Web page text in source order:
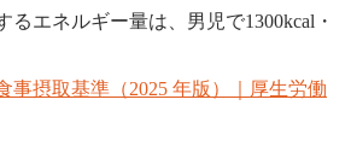
るエネルギー量は、男児で1300kcal・
事摂取基準（2025 年版）｜厚生労働